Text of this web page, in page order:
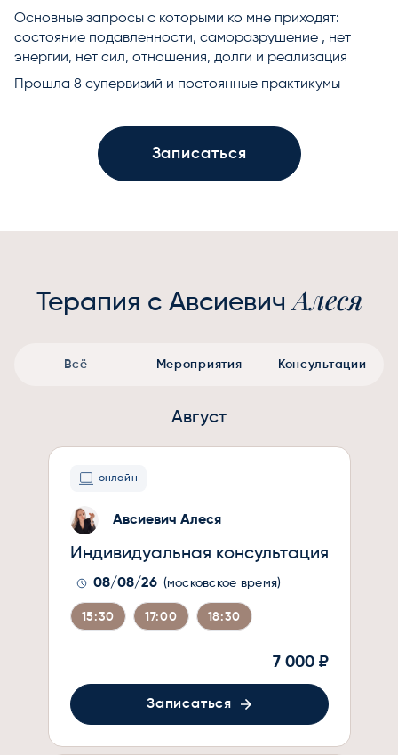
Основные запросы с которыми ко мне приходят:
состояние подавленности, саморазрушение , нет
энергии, нет сил, отношения, долги и реализация
Прошла 8 супервизий и постоянные практикумы
Записаться
Терапия с АвсиевичАлеся
Всё Мероприятия Консультации
Август
онлайн
Авсиевич Алеся
Индивидуальная консультация
08/08/26 (московское время)
15:30 17:00 18:30
7 000 ₽
Записаться